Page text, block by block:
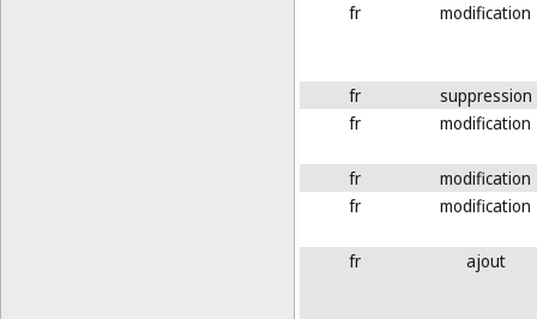
fr modification
fr
suppression
fr
modification
fr
modification
fr
modification
fr ajout